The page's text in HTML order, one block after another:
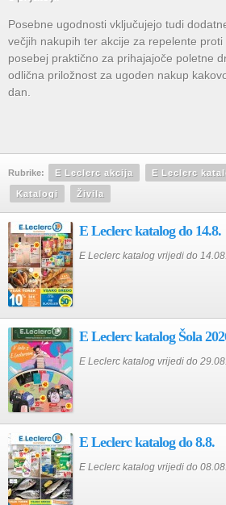
Posebne ugodnosti vključujejo tudi
večjih nakupih ter akcije za repelente
posebej praktično za prihajajoče poletne
odlična priložnost za ugoden nakup
dan.
Rubrike: E Leclerc akcija E Leclerc
Katalogi Živila
E Leclerc katalog do 14.8.
E Leclerc katalog vrijedi do
E Leclerc katalog Šola
E Leclerc katalog vrijedi do
E Leclerc katalog do 8.8.
E Leclerc katalog vrijedi do